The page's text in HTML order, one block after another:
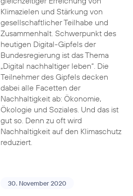
Klimazielen und Stärkung von
gesellschaftlicher Teilhabe und
Zusammenhalt. Schwerpunkt des
heutigen Digital-Gipfels der
Bundesregierung ist das Thema
„Digital nachhaltiger leben“. Die
Teilnehmer des Gipfels decken
dabei alle Facetten der
Nachhaltigkeit ab: Ökonomie,
Ökologie und Soziales. Und das ist
gut so. Denn zu oft wird
Nachhaltigkeit auf den Klimaschutz
reduziert.
30. November 2020